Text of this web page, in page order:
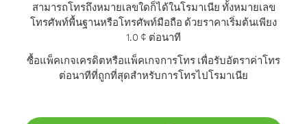
สามารถโทรถึงหมายเลขใดก็ได้ในโรมาเนีย ทั้งหมายเลข
โทรศัพท์พื้นฐานหรือโทรศัพท์มือถือ ด้วยราคาเริ่มต้นเพียง
1.0 ¢ ต่อนาที
ซื้อแพ็คเกจเครดิตหรือแพ็คเกจการโทร เพื่อรับอัตราค่าโทร
ต่อนาทีที่ถูกที่สุดสำหรับการโทรไปโรมาเนีย